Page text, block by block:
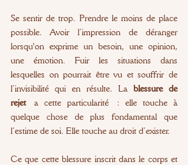
Se sentir de trop. Prendre le moins de place
possible. Avoir l’impression de déranger
lorsqu'on exprime un besoin, une opinion,
une émotion. Fuir les situations dans
lesquelles on pourrait être vu et souffrir de
l’invisibilité qui en résulte. La blessure de
rejet a cette particularité : elle touche à
quelque chose de plus fondamental que
l’estime de soi. Elle touche au droit d’exister.
Ce que cette blessure inscrit dans le corps et